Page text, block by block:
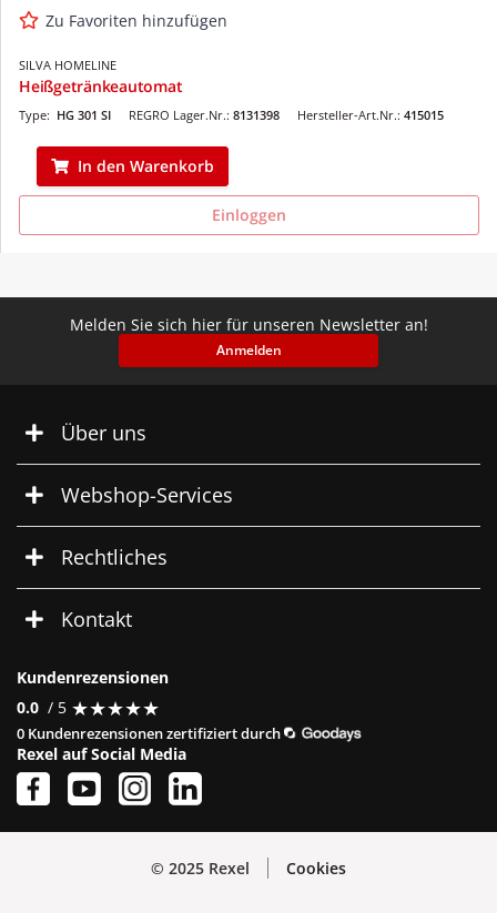
Zu Favoriten hinzufügen
SILVA HOMELINE
Heißgetränkeautomat
REGRO Lager.Nr.: 8131398
Type: HG 301 SI Hersteller-Art.Nr.: 415015
In den Warenkorb
Einloggen
Melden Sie sich hier für unseren Newsletter an!
Anmelden
Über uns
Webshop-Services
Rechtliches
Kontakt
Kundenrezensionen
0.0 / 5 ★★★★★
★★★★★
0 Kundenrezensionen zertifiziert durch
Rexel auf Social Media
© 2025 Rexel Cookies